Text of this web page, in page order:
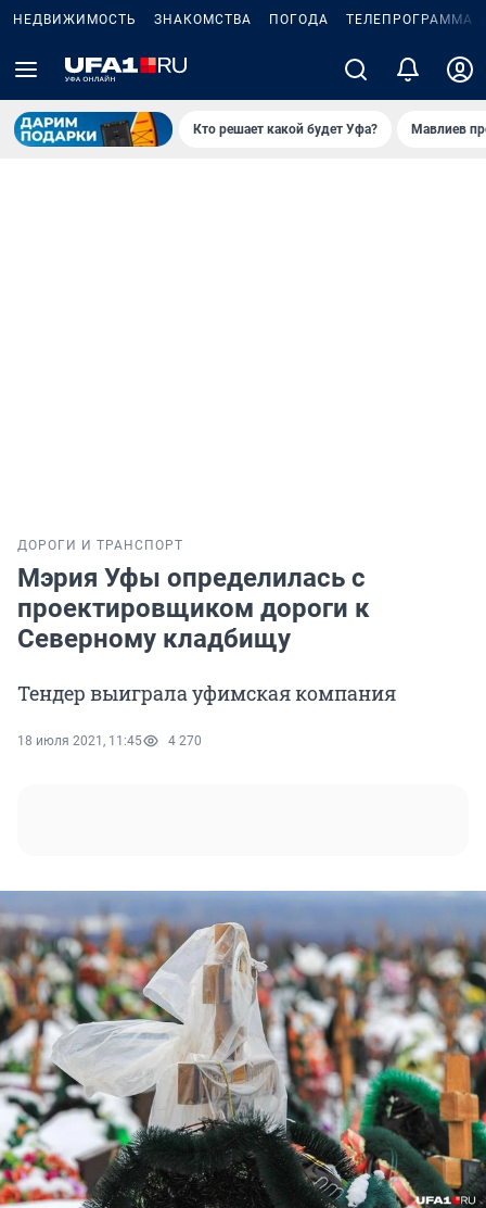
НЕДВИЖИМОСТЬ ЗНАКОМСТВА ПОГОДА ТЕЛЕПРОГРАММА
Кто решает какой будет Уфа? Мавлиев
ДОРОГИ И ТРАНСПОРТ
Мэрия Уфы определилась с
проектировщиком дороги к
Северному кладбищу
Тендер выиграла уфимская компания
18 июля 2021, 11:45 4 270